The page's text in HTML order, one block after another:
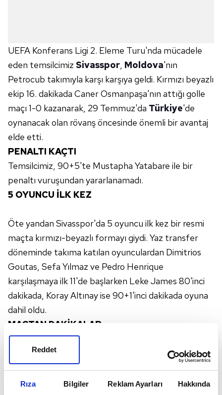
Rıza Bilgiler Reklam Ayarları Hakkında
Reddet
UEFA Konferans Ligi 2. Eleme Turu'nda mücadele
eden temsilcimiz Sivasspor, Moldova'nın
Petrocub takımıyla karşı karşıya geldi. Kırmızı beyazlı
ekip 16. dakikada Caner Osmanpaşa'nın attığı golle
maçı 1-0 kazanarak, 29 Temmuz'da Türkiye'de
oynanacak olan rövanş öncesinde önemli bir avantaj
elde etti.
PENALTI KAÇTI
Temsilcimiz, 90+5'te Mustapha Yatabare ile bir
penaltı vuruşundan yararlanamadı.
5 OYUNCU İLK KEZ
Öte yandan Sivasspor'da 5 oyuncu ilk kez bir resmi
maçta kırmızı-beyazlı formayı giydi. Yaz transfer
döneminde takıma katılan oyunculardan Dimitrios
Goutas, Sefa Yılmaz ve Pedro Henrique
karşılaşmaya ilk 11'de başlarken Leke James 80'inci
dakikada, Koray Altınay ise 90+1'inci dakikada oyuna
dahil oldu.
MAÇTAN DAKİKALAR
12. dakikada Pedro Henrique'nin ceza sahası dışından
sert şutunda top auta çıktı.
16. dakikada ceza sahası içinde topla buluşan Caner